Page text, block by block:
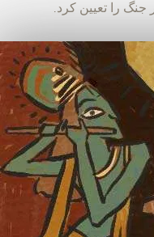
جنگ را تعیین کرد.